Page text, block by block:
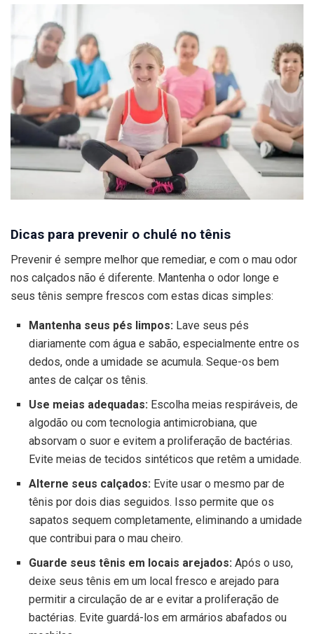
Dicas para prevenir o chulé no tênis
Prevenir é sempre melhor que remediar, e com o mau odor
nos calçados não é diferente. Mantenha o odor longe e
seus tênis sempre frescos com estas dicas simples:
Mantenha seus pés limpos:Lave seus pés
diariamente com água e sabão, especialmente entre os
dedos, onde a umidade se acumula. Seque-os bem
antes de calçar os tênis.
Use meias adequadas:Escolha meias respiráveis, de
algodão ou com tecnologia antimicrobiana, que
absorvam o suor e evitem a proliferação de bactérias.
Evite meias de tecidos sintéticos que retêm a umidade.
Alterne seus calçados:Evite usar o mesmo par de
tênis por dois dias seguidos. Isso permite que os
sapatos sequem completamente, eliminando a umidade
que contribui para o mau cheiro.
Guarde seus tênis em locais arejados: Após o uso,
deixe seus tênis em um local fresco e arejado para
permitir a circulação de ar e evitar a proliferação de
bactérias. Evite guardá-los em armários abafados ou